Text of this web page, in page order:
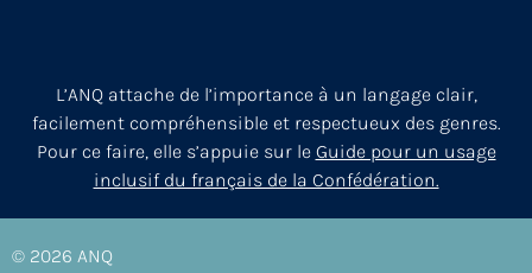
L’ANQ attache de l’importance à un langage clair,
facilement compréhensible et respectueux des genres.
Pour ce faire, elle s’appuie sur le Guide pour un usage
inclusif du français de la Confédération.
© 2026 ANQ